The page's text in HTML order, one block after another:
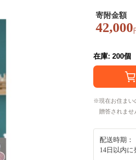
たおる
まとめ買い
寄附金額
42,000
在庫: 200個
現在お住まい
贈答されませ
配送時期：
14日以内に